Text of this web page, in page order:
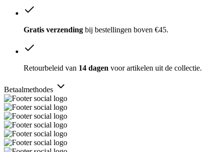
Gratis verzending bij bestellingen boven €45.
Retourbeleid van 14 dagen voor artikelen uit de collectie.
Betaalmethodes